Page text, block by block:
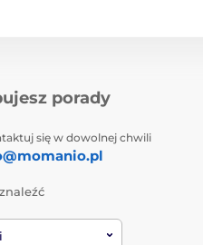
porady
się w dowolnej chwili